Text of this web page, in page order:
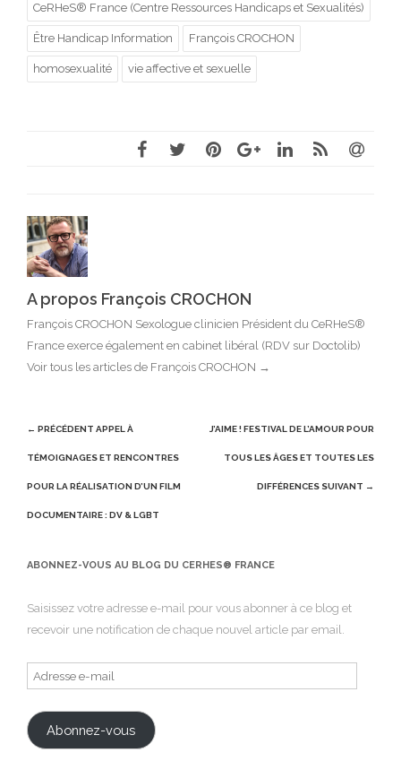
CeRHeS® France (Centre Ressources Handicaps et Sexualités)
Être Handicap Information François CROCHON
homosexualité vie affective et sexuelle
A propos François CROCHON
François CROCHON Sexologue clinicien Président du CeRHeS®
France exerce également en cabinet libéral (RDV sur Doctolib)
Voir tous les articles de François CROCHON →
Post
navigation
← PRÉCÉDENT APPEL À
TÉMOIGNAGES ET RENCONTRES
POUR LA RÉALISATION D’UN FILM
DOCUMENTAIRE : DV & LGBT
J’AIME ! FESTIVAL DE L’AMOUR POUR
TOUS LES ÂGES ET TOUTES LES
DIFFÉRENCES SUIVANT →
ABONNEZ-VOUS AU BLOG DU CERHES® FRANCE
Saisissez votre adresse e-mail pour vous abonner à ce blog et
recevoir une notification de chaque nouvel article par email.
Adresse
e-
mail
Abonnez-vous